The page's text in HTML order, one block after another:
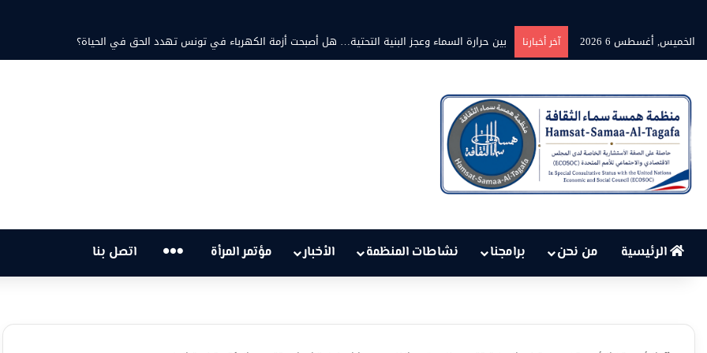
الخميس, أغسطس 6 2026
آخر أخبارنا برنامج” قلوب شاعرة” بين الشاعر محمد ثابت والشاعرة فاطمة الزامل: عزف على أوتار الحنين وشجن القوافي
الرئيسية من نحن برامجنا نشاطات المنظمة الأخبار مؤتمر المرأة … اتصل بنا